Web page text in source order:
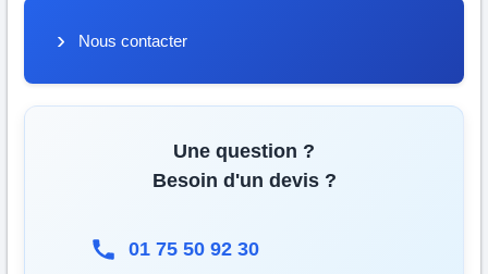
Nous contacter
Une question ?
Besoin d'un devis ?
01 75 50 92 30